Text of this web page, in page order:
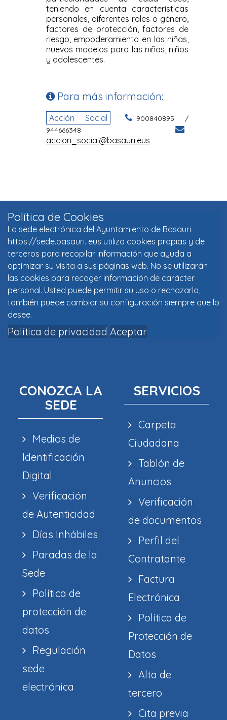
Política de Cookies
La sede electrónica del Ayuntamiento de Basauri
https://sede.basauri. eus utiliza cookies propias y de
terceros para recopilar información que ayuda a
optimizar su visita a sus páginas web. No se utilizarán
las cookies para recoger información de carácter
personal. Usted puede permitir su uso o rechazarlo,
también puede cambiar su configuración siempre que lo
desee.
Política de privacidad Aceptar
CONOZCA LA
SEDE
Medios de
Identificación
Digital
Verificación
de Autenticidad
Días Inhábiles
Paradas de la
Sede
Política de
protección de
datos
Regulación
sede
electrónica
SERVICIOS
Carpeta
Ciudadana
Tablón de
Anuncios
Verificación
de documentos
Perfil del
Contratante
Factura
Electrónica
Política de
Protección de
Datos
Alta de
tercero
Cita previa